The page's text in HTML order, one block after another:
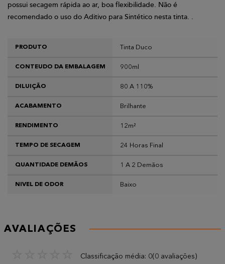
possui secagem rápida ao ar, boa flexibilidade. Não é
recomendado o uso do Aditivo para Sintético nesta tinta. .
PRODUTO Tinta Duco
CONTEUDO DA EMBALAGEM 900ml
DILUIÇÃO 80 A 110%
ACABAMENTO Brilhante
RENDIMENTO 12m²
TEMPO DE SECAGEM 24 Horas Final
QUANTIDADE DEMÃOS 1 A 2 Demãos
NIVEL DE ODOR Baixo
AVALIAÇÕES
Classificação média: 0(0 avaliações)